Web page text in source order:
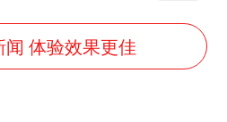
大学一纸声明甩不了锅
西湖突现狂风暴雨 游客瞬间被浇透
体验效果更佳